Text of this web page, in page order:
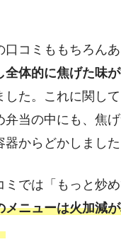
口コミももちろんあ
体的に焦げた味が
した。これに関し
弁当の中にも、焦
からどかしました
ミでは「もっと炒
メニューは火加減